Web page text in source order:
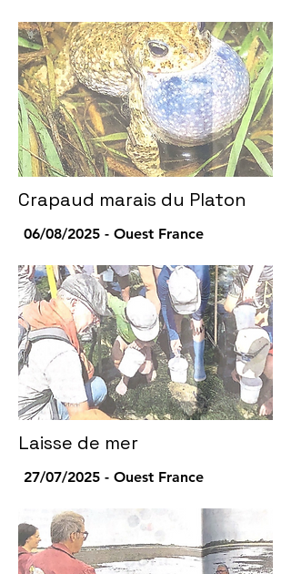
Crapaud marais du Platon
06/08/2025 - Ouest France
Laisse de mer
27/07/2025 - Ouest France